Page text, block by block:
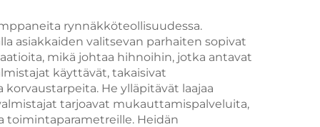
rynnäkköteollisuudessa.
asiakkaiden valitsevan parhaiten sopivat
mikä johtaa hihnoihin, jotka antavat
käyttävät, takaisivat
He ylläpitävät laajaa
tarjoavat mukauttamispalveluita,
toimintaparametreille. Heidän